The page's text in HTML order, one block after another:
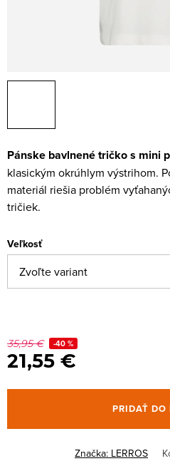
Pánske bavlnené tričko s mini
klasickým okrúhlym výstrihom.
materiál riešia problém
tričiek.
Veľkosť
35,95 € -40 %
21,55 €
PRIDAŤ DO
Značka: LERROS